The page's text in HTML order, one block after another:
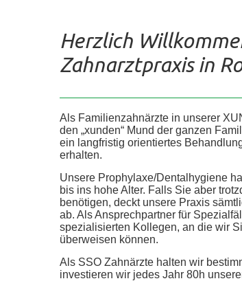
Herzlich
Zahnarztpraxis in
Als Familienzahnärzte in unserer
den „xunden“ Mund der ganzen
ein langfristig orientiertes
erhalten.
Unsere Prophylaxe/Dentalhygiene
bis ins hohe Alter. Falls Sie aber
benötigen, deckt unsere Praxis
ab. Als Ansprechpartner für
spezialisierten Kollegen, an die wir
überweisen können.
Als SSO Zahnärzte halten wir
investieren wir jedes Jahr 80h